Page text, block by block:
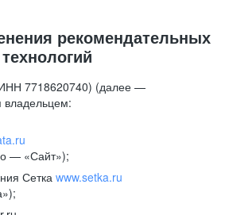
рекомендательных
технологий
7718620740) (далее —
владельцем:
— «Сайт»);
Сетка www.setka.ru